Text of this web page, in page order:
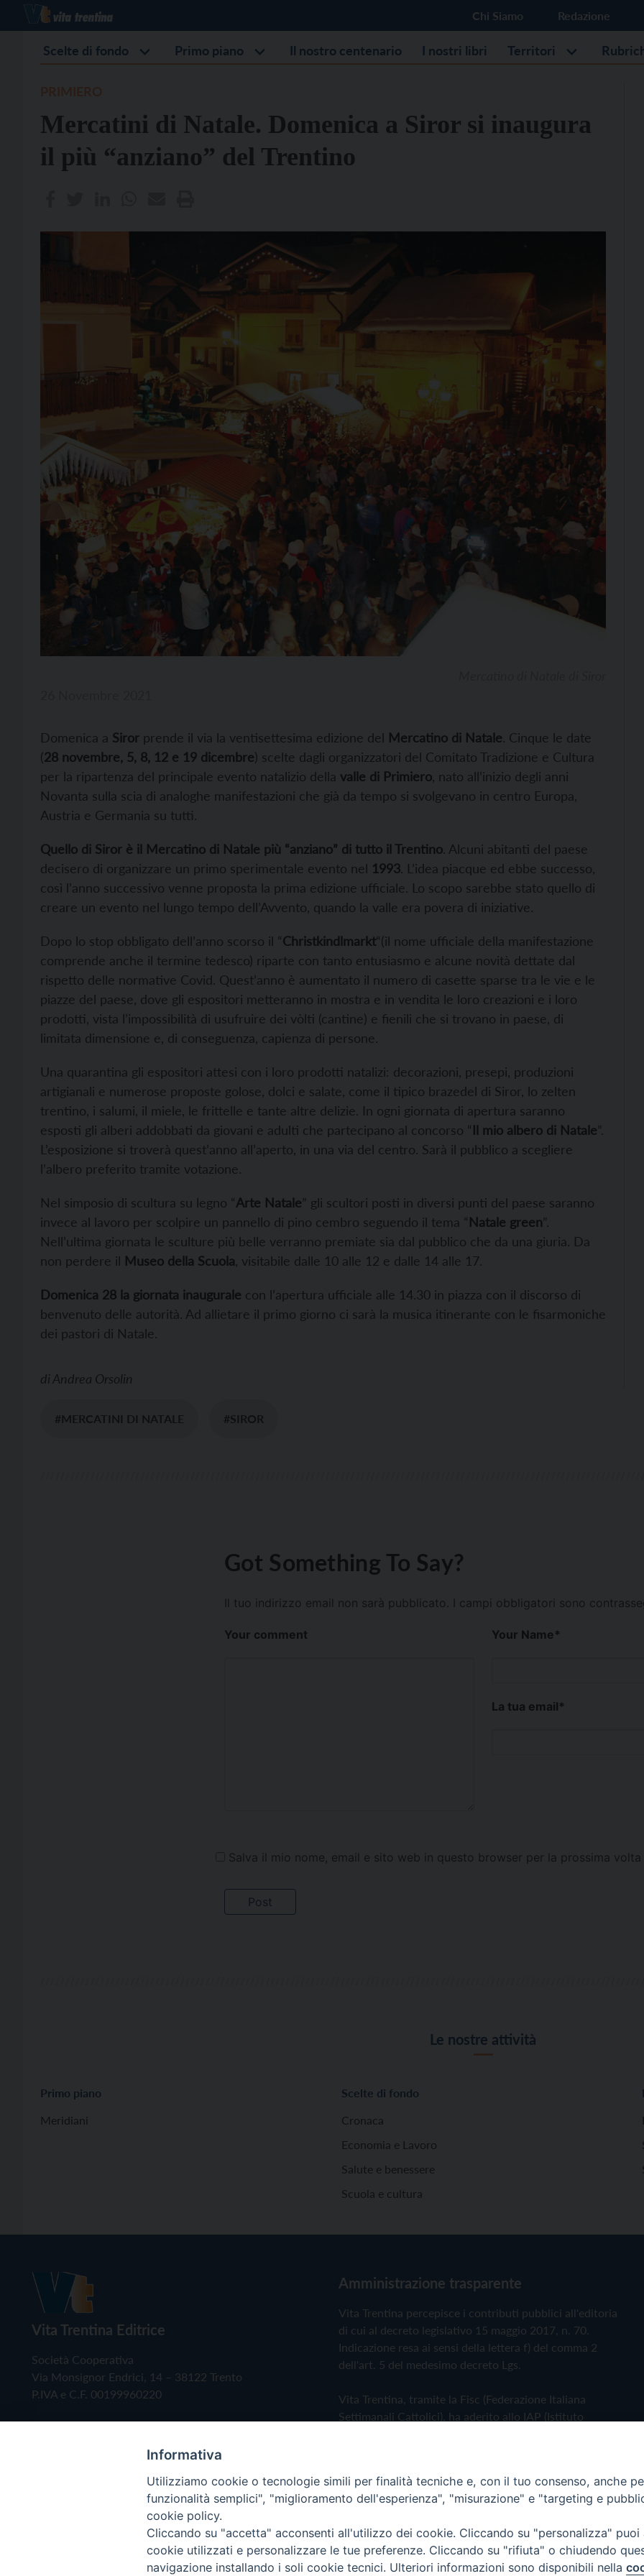
Chi Siamo Redazione
Scelte di fondo Primo piano Il nostro centenario I nostri libri Territori
Mercatini di Natale. Domenica a Siror si inaugura
il più “anziano” del Trentino
Domenica a Siror prende il via la ventisettesima edizione del Mercatino di Natale. Cinque le date
(28 novembre, 5, 8, 12 e 19 dicembre) scelte dagli organizzatori del Comitato Tradizione e Cultura
per la ripartenza del principale evento natalizio della valle di Primiero , nato all’inizio degli anni
Novanta sulla scia di analoghe manifestazioni che già da tempo si svolgevano in centro Europa,
Austria e Germania su tutti.
Quello di Siror è il Mercatino di Natale più “anziano” di tutto il Trentino. Alcuni abitanti del paese
decisero di organizzare un primo sperimentale evento nel 1993. L’idea piacque ed ebbe successo,
così l’anno successivo venne proposta la prima edizione ufficiale. Lo scopo sarebbe stato quello di
creare un evento nel lungo tempo dell’Avvento, quando la valle era povera di iniziative.
Dopo lo stop obbligato dell’anno scorso il “Christkindlmarkt“(il nome ufficiale della manifestazione
comprende anche il termine tedesco) riparte con tanto entusiasmo e alcune novità dettate dal
rispetto delle normative Covid. Quest’anno è aumentato il numero di casette sparse tra le vie e le
piazze del paese, dove gli espositori metteranno in mostra e in vendita le loro creazioni e i loro
prodotti, vista l’impossibilità di usufruire dei vòlti (cantine) e fienili che si trovano in paese, di
limitata dimensione e, di conseguenza, capienza di persone.
Una quarantina gli espositori attesi con i loro prodotti natalizi: decorazioni, presepi, produzioni
artigianali e numerose proposte golose, dolci e salate, come il tipico brazedel di Siror, lo zelten
trentino, i salumi, il miele, le frittelle e tante altre delizie. In ogni giornata di apertura saranno
esposti gli alberi addobbati da giovani e adulti che partecipano al concorso “Il mio albero di Natale”.
L’esposizione si troverà quest’anno all’aperto, in una via del centro. Sarà il pubblico a scegliere
l’albero preferito tramite votazione.
Nel simposio di scultura su legno “Arte Natale” gli scultori posti in diversi punti del paese saranno
invece al lavoro per scolpire un pannello di pino cembro seguendo il tema “Natale green”.
Nell’ultima giornata le sculture più belle verranno premiate sia dal pubblico che da una giuria. Da
non perdere il Museo della Scuola , visitabile dalle 10 alle 12 e dalle 14 alle 17.
Domenica 28 la giornata inaugurale con l’apertura ufficiale alle 14.30 in piazza con il discorso di
benvenuto delle autorità. Ad allietare il primo giorno ci sarà la musica itinerante con le fisarmoniche
dei pastori di Natale.
diAndrea Orsolin
#MERCATINI DI NATALE #SIROR
Got Something To Say?
Il tuo indirizzo email non sarà pubblicato. I campi obbligatori sono
Your comment Your Name*
La tua email*
Salva il mio nome, email e sito web in questo browser per la prossima
Le nostre attività
Primo piano
Meridiani
Scelte di fondo
Cronaca
Economia e Lavoro
Salute e benessere
Scuola e cultura
Vita Trentina Editrice
Società Cooperativa
Via Monsignor Endrici, 14 – 38122 Trento
P.IVA e C.F. 00199960220
Amministrazione trasparente
Vita Trentina percepisce i contributi pubblici all'editoria
di cui al decreto legislativo 15 maggio 2017, n. 70.
Indicazione resa ai sensi della lettera f) del comma 2
dell'art. 5 del medesimo decreto Lgs.
Vita Trentina, tramite la Fisc (Federazione Italiana
Settimanali Cattolici), ha aderito allo IAP (Istituto
Privacy Policy Cookie Policy
Copyright © 2019 - Tutti i diritti riservati - Vita Trentina Editrice
Informativa
Utilizziamo cookie o tecnologie simili per finalità tecniche e, con il tuo consenso, anche
funzionalità semplici", "miglioramento dell'esperienza", "misurazione" e "targeting e
cookie policy.
Cliccando su "accetta" acconsenti all'utilizzo dei cookie. Cliccando su "personalizza"
cookie utilizzati e personalizzare le tue preferenze. Cliccando su "rifiuta" o chiudendo
navigazione installando i soli cookie tecnici. Ulteriori informazioni sono disponibili nella